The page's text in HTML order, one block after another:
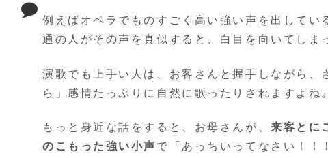
例えばオペラでものすごく高い強い声を出して
通の人がその声を真似すると、白目を向いてし
演歌でも上手い人は、お客さんと握手しながら
ら」感情たっぷりに自然に歌ったりされますよね。
もっと身近な話をすると、お母さんが、来客とに
のこもった強い小声 で「あっちいってなさい！